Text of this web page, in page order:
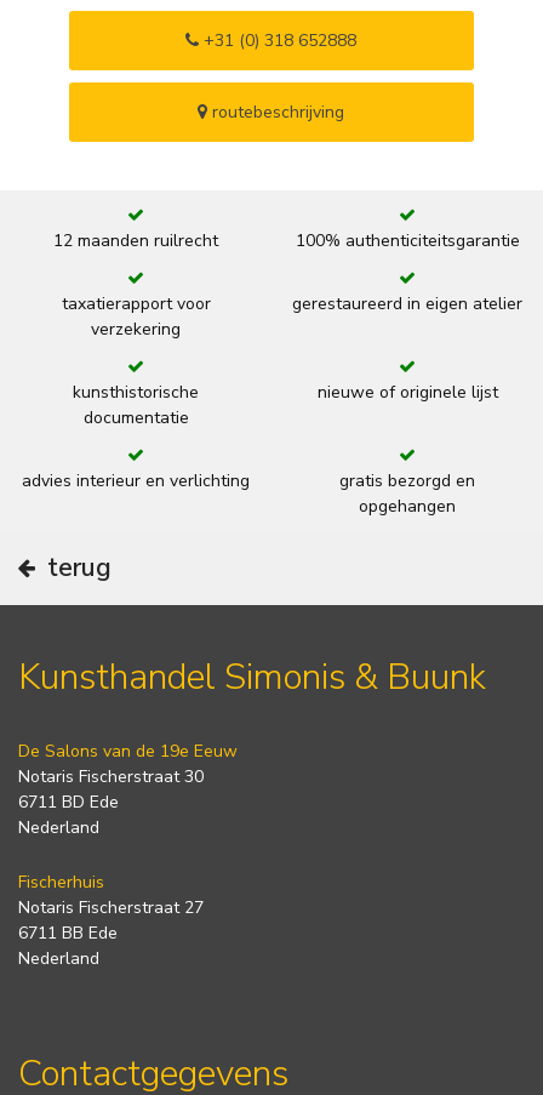
+31 (0) 318 652888
routebeschrijving
12 maanden ruilrecht 100% authenticiteitsgarantie
taxatierapport voor
verzekering
gerestaureerd in eigen atelier
kunsthistorische
documentatie
nieuwe of originele lijst
advies interieur en verlichting
gratis bezorgd en
opgehangen
terug
Kunsthandel Simonis & Buunk
De Salons van de 19e Eeuw
Notaris Fischerstraat 30
6711 BD Ede
Nederland
Fischerhuis
Notaris Fischerstraat 27
6711 BB Ede
Nederland
Contactgegevens